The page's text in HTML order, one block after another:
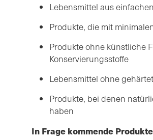
Lebensmittel aus
Produkte, die mit
Produkte ohne künstliche
Konservierungsstoffe
Lebensmittel ohne
Produkte, bei denen
haben
In Frage kommende Produkte